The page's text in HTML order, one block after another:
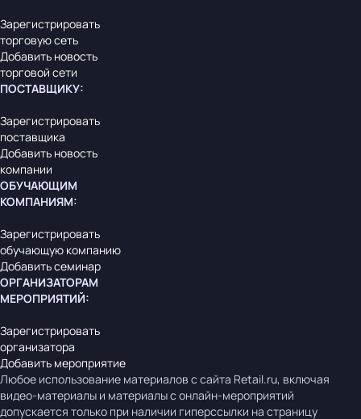
Зарегистрировать
торговую сеть
Добавить новость
торговой сети
ПОСТАВЩИКУ:
Зарегистрировать
поставщика
Добавить новость
компании
ОБУЧАЮЩИМ
КОМПАНИЯМ:
Зарегистрировать
обучающую компанию
Добавить семинар
ОРГАНИЗАТОРАМ
МЕРОПРИЯТИЙ:
Зарегистрировать
организатора
Добавить мероприятие
Любое использование материалов с сайта Retail.ru, включая
видео-материалы и материалы с онлайн-мероприятий
допускается только при наличии гиперссылки на страницу